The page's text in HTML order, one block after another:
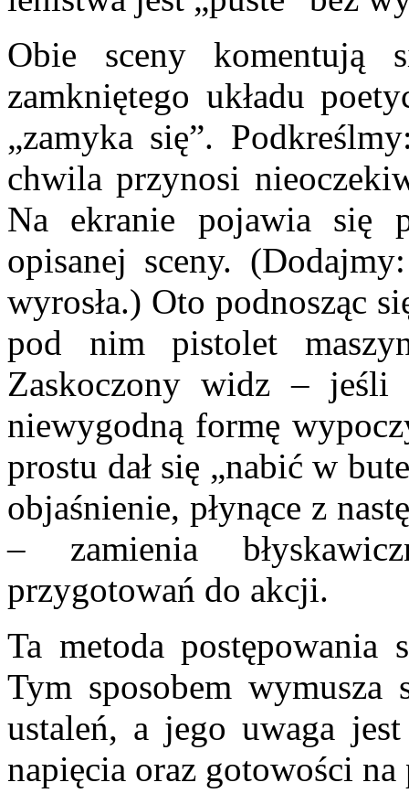
Obie sceny komentują
zamkniętego układu
„zamyka się”.
chwila przynosi
Na ekranie pojawia się
opisanej sceny.
wyrosła.) Oto podnosząc
pod nim pistolet
Zaskoczony widz – jeśli
niewygodną formę
prostu dał się „nabić w
objaśnienie, płynące z
– zamienia
przygotowań do akcji.
Ta metoda postępowania
Tym sposobem wymusza
ustaleń, a jego uwaga
napięcia oraz gotowości